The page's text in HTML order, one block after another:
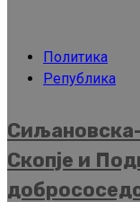
Политика
Република
Скопје и